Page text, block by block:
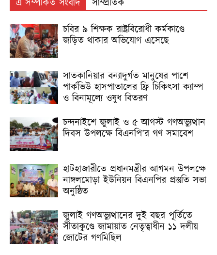
এ সম্পর্কিত সংবাদ
সাম্প্রতিক
চবির ৯ শিক্ষক রাষ্ট্রবিরোধী কর্মকাণ্ডে
জড়িত থাকার অভিযোগ এসেছে
সাতকানিয়ার বন্যাদুর্গত মানুষের পাশে
পার্কভিউ হাসপাতালের ফ্রি চিকিৎসা ক্যাম্প
ও বিনামূল্যে ওষুধ বিতরণ
চন্দনাইশে জুলাই ও ৫ আগস্ট গণঅভ্যুত্থান
দিবস উপলক্ষে বিএনপি’র গণ সমাবেশ
হাটহাজারীতে প্রধানমন্ত্রীর আগমন উপলক্ষে
নাঙ্গলমোড়া ইউনিয়ন বিএনপির প্রস্তুতি সভা
অনুষ্ঠিত
জুলাই গণঅভ্যুত্থানের দুই বছর পূর্তিতে
সীতাকুণ্ডে জামায়াত নেতৃত্বাধীন ১১ দলীয়
জোটের গণমিছিল